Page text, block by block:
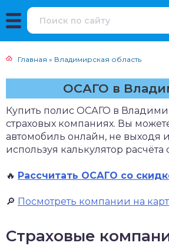
Главная » Владимирская область
ОСАГО в
Купить полис ОСАГО в
страховых компаниях. Вы можете
автомобиль онлайн, не выходя
используя калькулятор
🔥 Рассчитать ОСАГО со
🔎 Посмотреть компании на
Страховые